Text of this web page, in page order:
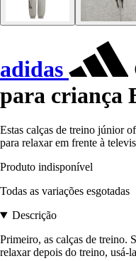
adidas
para criança
Estas calças de treino júnior
para relaxar em frente à
Produto indisponível
Todas as variações esgotadas
Descrição
Primeiro, as calças de treino.
relaxar depois do treino, usá-